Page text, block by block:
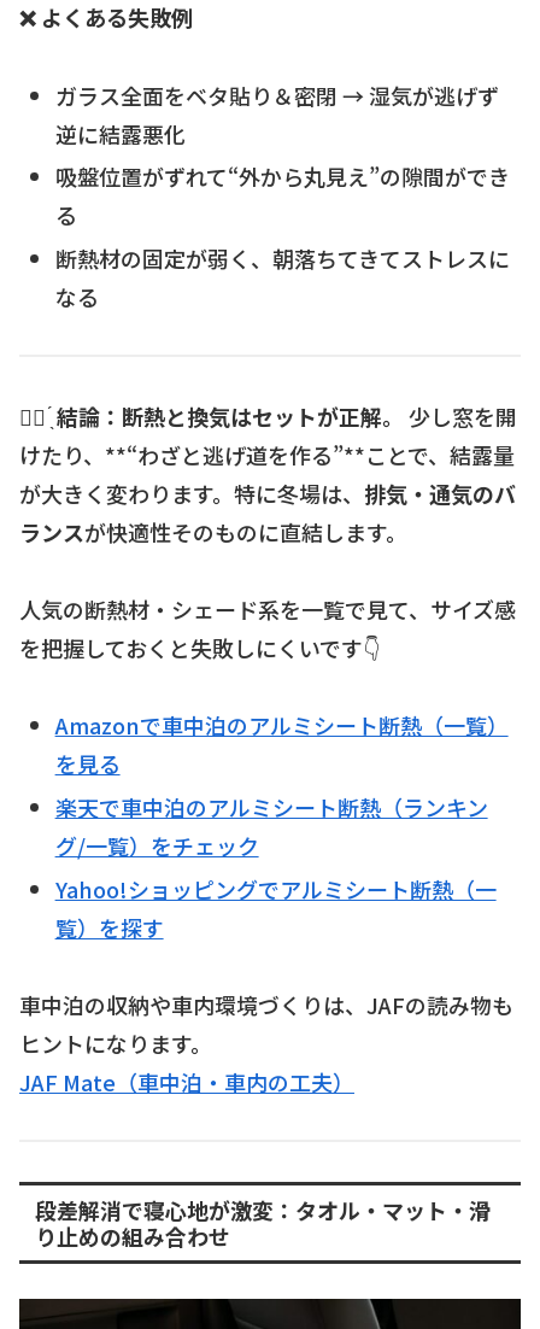
❌ よくある失敗例
ガラス全面をベタ貼り＆密閉 → 湿気が逃げず
逆に結露悪化
吸盤位置がずれて“外から丸見え”の隙間ができ
る
断熱材の固定が弱く、朝落ちてきてストレスに
なる
☝🏻 ̖́結論：断熱と換気はセットが正解。 少し窓を開
けたり、**“わざと逃げ道を作る”**ことで、結露量
が大きく変わります。特に冬場は、 排気・通気のバ
ランスが快適性そのものに直結します。
人気の断熱材・シェード系を一覧で見て、サイズ感
を把握しておくと失敗しにくいです👇
Amazonで車中泊のアルミシート断熱（一覧）
を見る
楽天で車中泊のアルミシート断熱（ランキン
グ/一覧）をチェック
Yahoo!ショッピングでアルミシート断熱（一
覧）を探す
車中泊の収納や車内環境づくりは、JAFの読み物も
ヒントになります。
JAF Mate（車中泊・車内の工夫）
段差解消で寝心地が激変：タオル・マット・滑
り止めの組み合わせ